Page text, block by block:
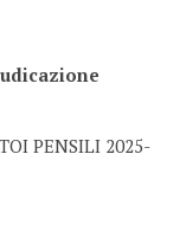
PENSILI 2025-